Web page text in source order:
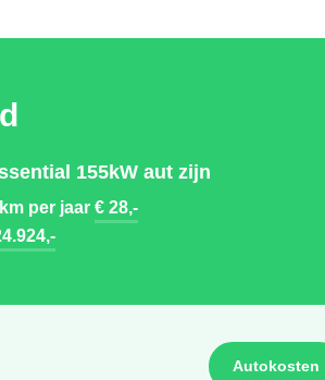
155kW aut zijn
per jaar€ 28,-
Autokosten